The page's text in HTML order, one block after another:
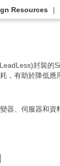
Resources
封裝的
，有助於降低應
器、伺服器和資